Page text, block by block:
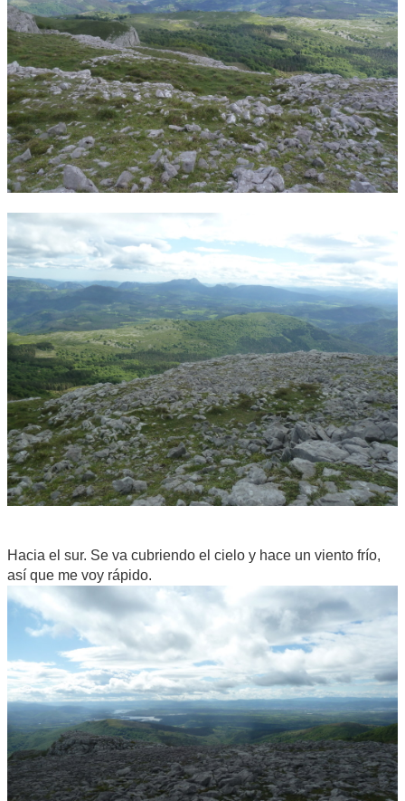
Hacia el sur. Se va cubriendo el cielo y hace un viento frío,
así que me voy rápido.